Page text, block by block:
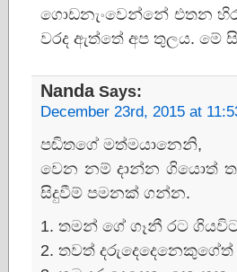
ගොඩනැංවෙන්නේ එතන
වරද ඇත්තේ අප තුලය. මේ
NandaSays:
December 23rd, 2015 at
පඬිතගේ මත්මයානෙනි,
වෙන නම් දාන්න ගියොත්
සිදුවීම් පමනක් ගන්න​.
1. තමන් ගේ ගෑනී රට
2. තවත්